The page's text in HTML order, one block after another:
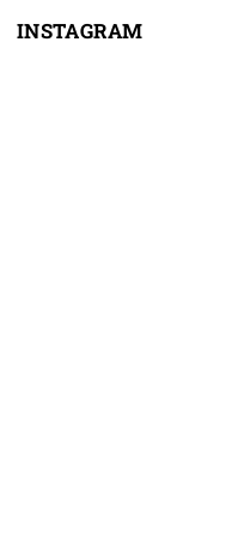
INSTAGRAM